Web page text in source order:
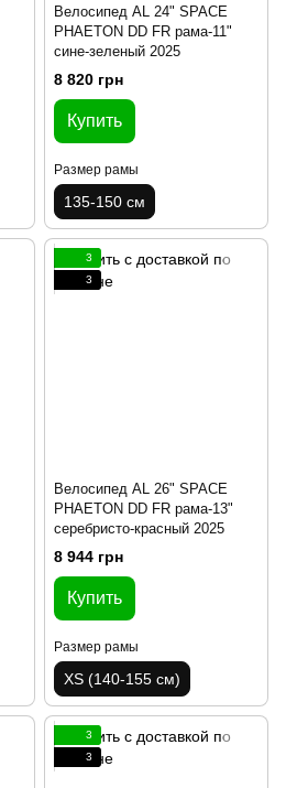
Велосипед AL 24" SPACE
PHAETON DD FR рама-11"
сине-зеленый 2025
8 820 грн
Купить
Размер рамы
135-150 см
3
3
Велосипед AL 26" SPACE
PHAETON DD FR рама-13"
серебристо-красный 2025
8 944 грн
Купить
Размер рамы
XS (140-155 см)
3
3